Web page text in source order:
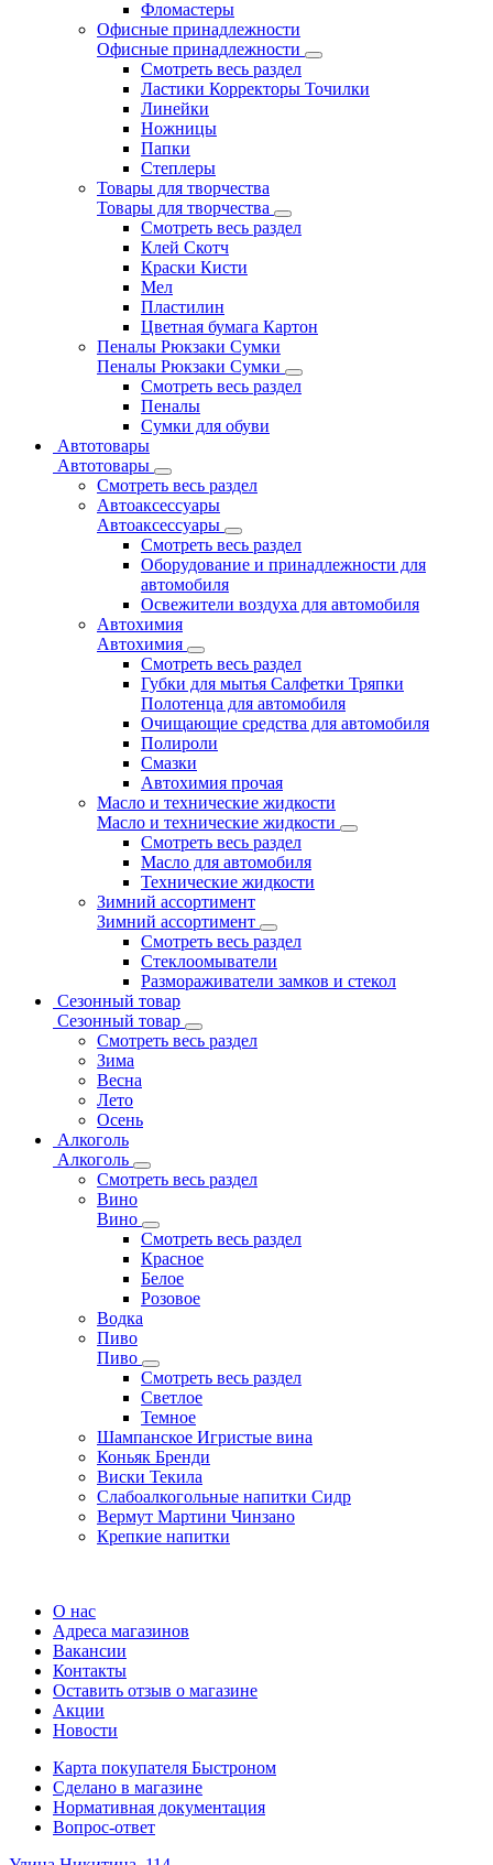
Фломастеры
Офисные принадлежности
Офисные принадлежности
Смотреть весь раздел
Ластики Корректоры Точилки
Линейки
Ножницы
Папки
Степлеры
Товары для творчества
Товары для творчества
Смотреть весь раздел
Клей Скотч
Краски Кисти
Мел
Пластилин
Цветная бумага Картон
Пеналы Рюкзаки Сумки
Пеналы Рюкзаки Сумки
Смотреть весь раздел
Пеналы
Сумки для обуви
Автотовары
Автотовары
Смотреть весь раздел
Автоаксессуары
Автоаксессуары
Смотреть весь раздел
Оборудование и принадлежности для
автомобиля
Освежители воздуха для автомобиля
Автохимия
Автохимия
Смотреть весь раздел
Губки для мытья Салфетки Тряпки
Полотенца для автомобиля
Очищающие средства для автомобиля
Полироли
Смазки
Автохимия прочая
Масло и технические жидкости
Масло и технические жидкости
Смотреть весь раздел
Масло для автомобиля
Технические жидкости
Зимний ассортимент
Зимний ассортимент
Смотреть весь раздел
Стеклоомыватели
Размораживатели замков и стекол
Сезонный товар
Сезонный товар
Смотреть весь раздел
Зима
Весна
Лето
Осень
Алкоголь
Алкоголь
Смотреть весь раздел
Вино
Вино
Смотреть весь раздел
Красное
Белое
Розовое
Водка
Пиво
Пиво
Смотреть весь раздел
Cветлое
Темное
Шампанское Игристые вина
Коньяк Бренди
Виски Текила
Слабоалкогольные напитки Сидр
Вермут Мартини Чинзано
Крепкие напитки
О нас
Адреса магазинов
Вакансии
Контакты
Оставить отзыв о магазине
Акции
Новости
Карта покупателя Быстроном
Сделано в магазине
Нормативная документация
Вопрос-ответ